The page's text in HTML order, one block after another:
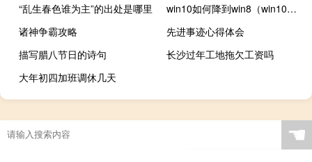
“乱生春色谁为主”的出处是哪里
win10如何降到win8（win10如何降到win7）
诸神争霸攻略
先进事迹心得体会
描写腊八节日的诗句
长沙过年工地拖欠工资吗
大年初四加班调休几天
☚